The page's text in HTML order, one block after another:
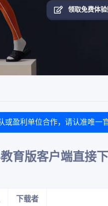
领取免费体
盈利单位合作，请认准唯一
育版客户端直接
下载者